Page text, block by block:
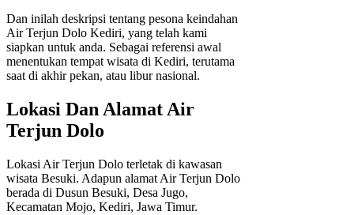
Dan inilah deskripsi tentang pesona keindahan
Air Terjun Dolo Kediri, yang telah kami
siapkan untuk anda. Sebagai referensi awal
menentukan tempat wisata di Kediri, terutama
saat di akhir pekan, atau libur nasional.
Lokasi Dan Alamat Air
Terjun Dolo
Lokasi Air Terjun Dolo terletak di kawasan
wisata Besuki. Adapun alamat Air Terjun Dolo
berada di Dusun Besuki, Desa Jugo,
Kecamatan Mojo, Kediri, Jawa Timur.